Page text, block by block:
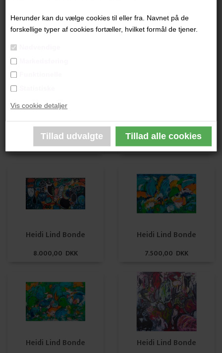
Herunder kan du vælge cookies til eller fra. Navnet på de
forskellige typer af cookies fortæller, hvilket formål de tjener.
Vis cookie detaljer
Andre værker af kunstneren:
Heidi Lind Bonde
7.500,00 DKK
Heidi Lind Bonde
6.000,00 DKK
Heidi Lind Bonde
8.000,00 DKK
Heidi Lind Bonde
7.500,00 DKK
Heidi Lind Bonde Heidi Lind Bonde